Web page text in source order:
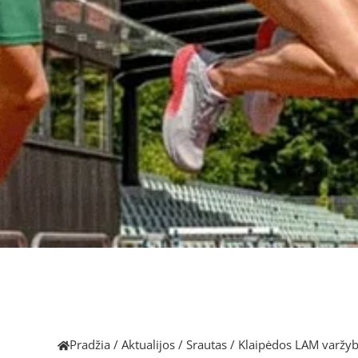
Pradžia / Aktualijos / Srautas / Klaipėdos LAM